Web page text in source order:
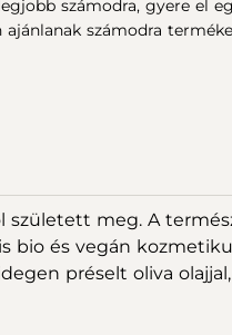
számodra, gyere el
számodra
született meg. A
bio és vegán
préselt oliva